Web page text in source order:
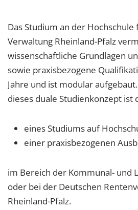
Das Studium an der
Verwaltung Rheinland-Pfalz
wissenschaftliche Grundlagen
sowie praxisbezogene
Jahre und ist modular
dieses duale Studienkonzept ist
eines Studiums auf
einer praxisbezogenen
im Bereich der Kommunal- und
oder bei der Deutschen
Rheinland-Pfalz.